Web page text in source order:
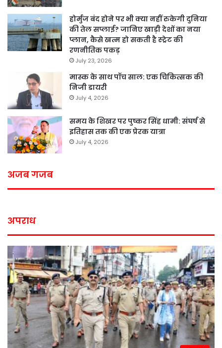
होर्मुज बंद होने पर भी क्या नहीं रुकेगी दुनिया
की तेल सप्लाई? जानिए खाड़ी देशों का नया
प्लान, कैसे खत्म हो सकती है स्ट्रेट की
रणनीतिक पकड़
July 23, 2026
मास्क के साथ पॉच साल: एक चिकित्सक की
निजी डायरी
July 4, 2026
समय के शिखर पर पुष्कर सिंह धामी: संघर्ष से
इतिहास तक की एक प्रेरक यात्रा
July 4, 2026
अजब गजब
अपराध